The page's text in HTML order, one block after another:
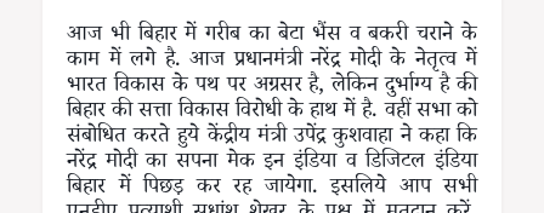
आज भी बिहार में गरीब का बेटा भैंस व बकरी चराने के
काम में लगे है. आज प्रधानमंत्री नरेंद्र मोदी के नेतृत्व में
भारत विकास के पथ पर अग्रसर है, लेकिन दुर्भाग्य है की
बिहार की सत्ता विकास विरोधी के हाथ में है. वहीं सभा को
संबोधित करते हुये केंद्रीय मंत्री उपेंद्र कुशवाहा ने कहा कि
नरेंद्र मोदी का सपना मेक इन इंडिया व डिजिटल इंडिया
बिहार में पिछड़ कर रह जायेगा. इसलिये आप सभी